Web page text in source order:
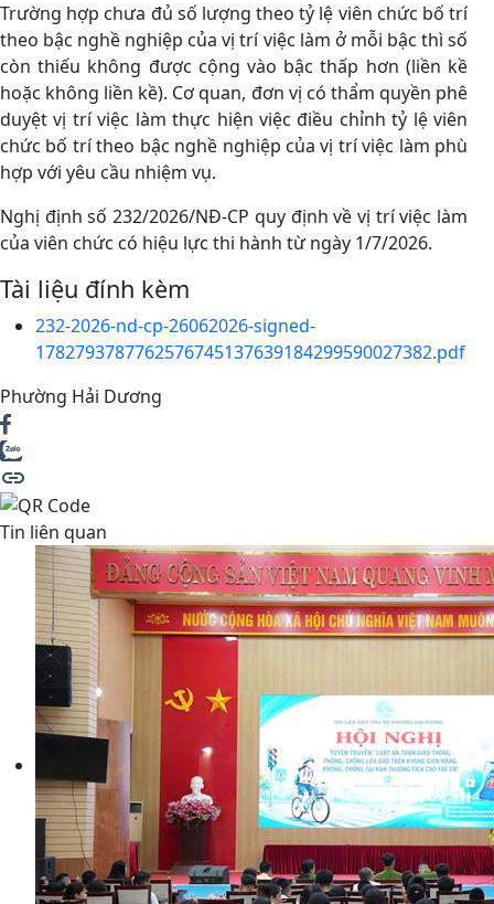
Trường hợp chưa đủ số lượng theo tỷ lệ viên chức bố trí
theo bậc nghề nghiệp của vị trí việc làm ở mỗi bậc thì số
còn thiếu không được cộng vào bậc thấp hơn (liền kề
hoặc không liền kề). Cơ quan, đơn vị có thẩm quyền phê
duyệt vị trí việc làm thực hiện việc điều chỉnh tỷ lệ viên
chức bố trí theo bậc nghề nghiệp của vị trí việc làm phù
hợp với yêu cầu nhiệm vụ.
Nghị định số 232/2026/NĐ-CP quy định về vị trí việc làm
của viên chức có hiệu lực thi hành từ ngày 1/7/2026.
Tài liệu đính kèm
232-2026-nd-cp-26062026-signed-
1782793787762576745137639184299590027382.pdf
Phường Hải Dương
Tin liên quan